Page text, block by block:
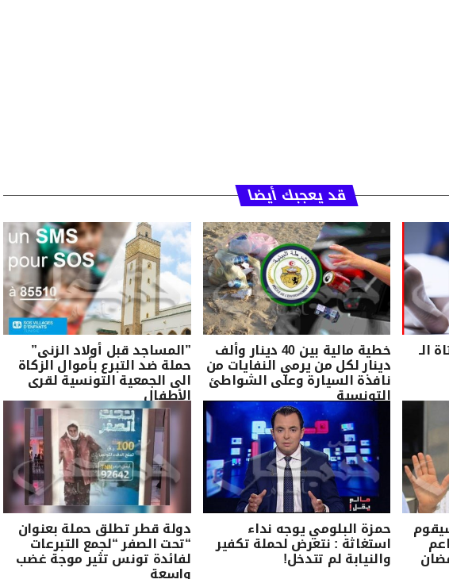
قد يعجبك أيضا
الـ خطية مالية بين 40 دينار وألف
دينار لكل من يرمي النفايات من
نافذة السيارة وعلى الشواطئ
التونسية
”المساجد قبل أولاد الزنى”
حملة ضد التبرع بأموال الزكاة
الى الجمعية التونسية لقرى
الأطفال
حمزة البلومي يوجه نداء
استغاثة : نتعرض لحملة تكفير
والنيابة لم تتدخل!
دولة قطر تطلق حملة بعنوان
“تحت الصفر “لجمع التبرعات
لفائدة تونس تثير موجة غضب
واسعة